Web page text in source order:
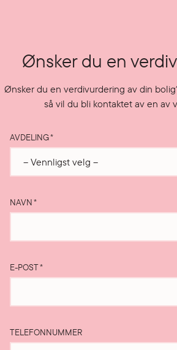
Ønsker du en
Ønsker du en verdivurdering av din
så vil du bli kontaktet av en av
AVDELING*
NAVN*
E-POST*
TELEFONNUMMER